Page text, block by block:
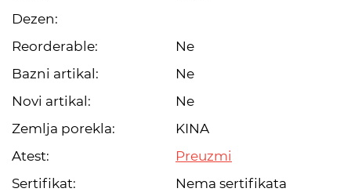
Dezen:
Reorderable:
Ne
Bazni artikal:
Ne
Novi artikal:
Ne
Zemlja porekla:
KINA
Atest:
Preuzmi
Sertifikat:
Nema sertifikata